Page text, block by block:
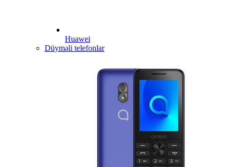
Huawei
Düyməli telefonlar